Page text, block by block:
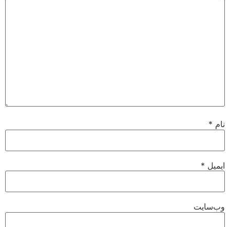
نام *
ایمیل *
وب‌سایت